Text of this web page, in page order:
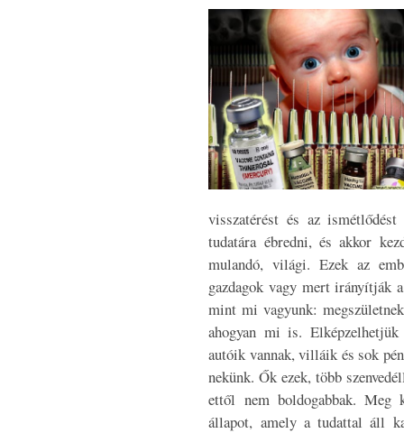
visszatérést és az
tudatára ébredni, és akkor
mulandó, világi. Ezek az
gazdagok vagy mert irányítják
mint mi vagyunk:
ahogyan mi is.
autóik vannak, villáik és sok
nekünk. Ők ezek, több
ettől nem boldogabbak. Meg
állapot, amely a tudattal áll